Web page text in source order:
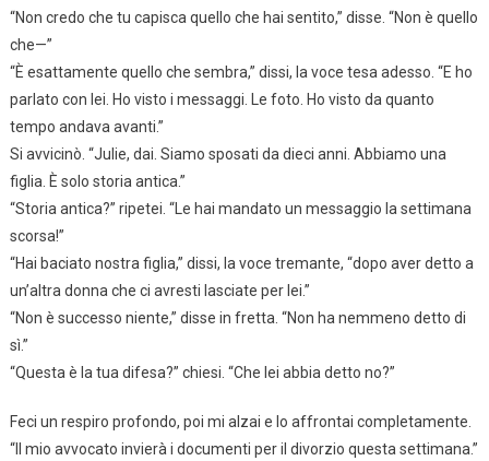
“Non credo che tu capisca quello che hai sentito,” disse. “Non è quello
che—”
“È esattamente quello che sembra,” dissi, la voce tesa adesso. “E ho
parlato con lei. Ho visto i messaggi. Le foto. Ho visto da quanto
tempo andava avanti.”
Si avvicinò. “Julie, dai. Siamo sposati da dieci anni. Abbiamo una
figlia. È solo storia antica.”
“Storia antica?” ripetei. “Le hai mandato un messaggio la settimana
scorsa!”
“Hai baciato nostra figlia,” dissi, la voce tremante, “dopo aver detto a
un’altra donna che ci avresti lasciate per lei.”
“Non è successo niente,” disse in fretta. “Non ha nemmeno detto di
sì.”
“Questa è la tua difesa?” chiesi. “Che lei abbia detto no?”
Feci un respiro profondo, poi mi alzai e lo affrontai completamente.
“Il mio avvocato invierà i documenti per il divorzio questa settimana.”